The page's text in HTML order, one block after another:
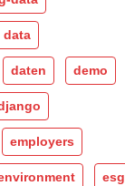
data
daten demo
employers
esg